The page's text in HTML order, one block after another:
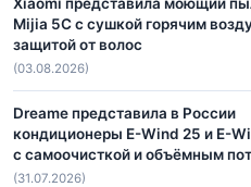
Mijia 5C с сушкой горячим
защитой от волос
(03.08.2026)
Dreame представила в России
кондиционеры E-Wind 25 и E-
с самоочисткой и объёмным
(31.07.2026)